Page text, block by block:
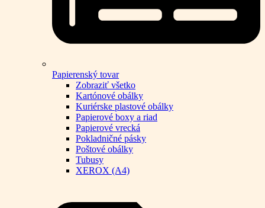
Papierenský tovar
Zobraziť všetko
Kartónové obálky
Kuriérske plastové obálky
Papierové boxy a riad
Papierové vrecká
Pokladničné pásky
Poštové obálky
Tubusy
XEROX (A4)